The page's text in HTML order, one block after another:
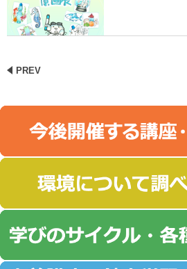
PREV